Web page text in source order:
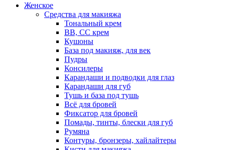
Женское
Средства для макияжа
Тональный крем
BB, CC крем
Кушоны
База под макияж, для век
Пудры
Консилеры
Карандаши и подводки для глаз
Карандаши для губ
Тушь и база под тушь
Всё для бровей
Фиксатор для бровей
Помады, тинты, блески для губ
Румяна
Контуры, бронзеры, хайлайтеры